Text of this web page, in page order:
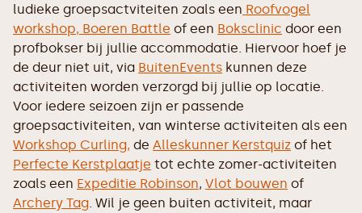
ludieke groepsactviteiten zoals een Roofvogel
workshop, Boeren Battle of een Boksclinic door een
profbokser bij jullie accommodatie. Hiervoor hoef je
de deur niet uit, via BuitenEvents kunnen deze
activiteiten worden verzorgd bij jullie op locatie.
Voor iedere seizoen zijn er passende
groepsactiviteiten, van winterse activiteiten als een
Workshop Curling, de Alleskunner Kerstquiz of het
Perfecte Kerstplaatje tot echte zomer-activiteiten
zoals een Expeditie Robinson, Vlot bouwen of
Archery Tag . Wil je geen buiten activiteit, maar